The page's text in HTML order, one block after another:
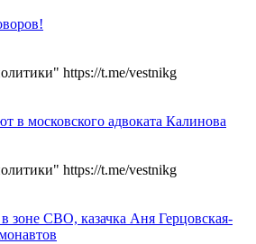
https://t.me/vestnikg
московского адвоката Калинова
https://t.me/vestnikg
зоне СВО, казачка Аня Герцовская-